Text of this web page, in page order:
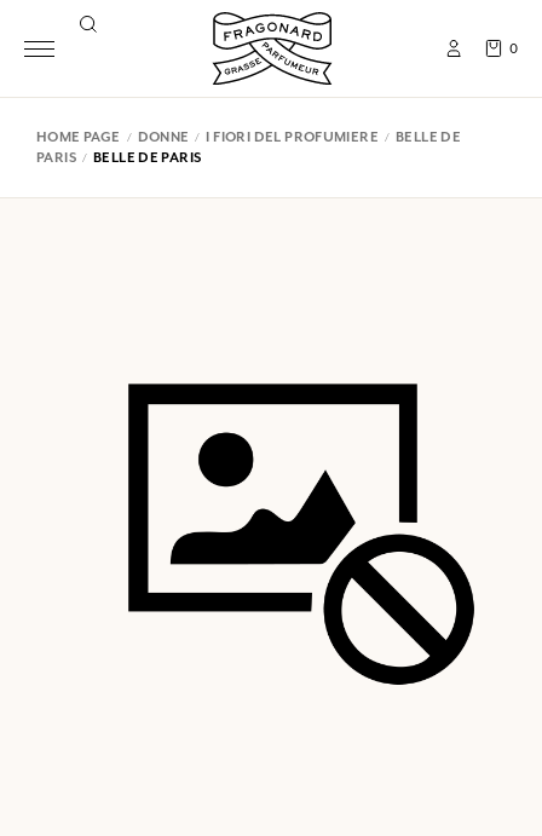
0
HOME PAGE DONNE I FIORI DEL PROFUMIERE
BELLE DE
PARIS
BELLE DE PARIS